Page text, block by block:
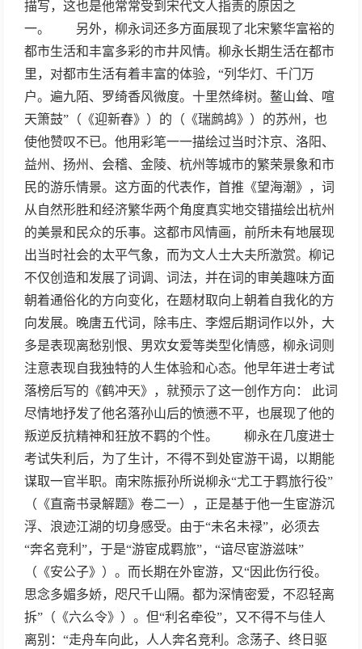
描写，这也是他常常受到宋代文人指责的原因之
一。 另外，柳永词还多方面展现了北宋繁华富裕的
都市生活和丰富多彩的市井风情。柳永长期生活在都市
里，对都市生活有着丰富的体验，“列华灯、千门万
户。遍九陌、罗绮香风微度。十里然绛树。鳌山耸、喧
天箫鼓”（《迎新春》）的（《瑞鹧鸪》）的苏州，也
使他赞叹不已。他用彩笔一一描绘过当时汴京、洛阳、
益州、扬州、会稽、金陵、杭州等城市的繁荣景象和市
民的游乐情景。这方面的代表作，首推《望海潮》，词
从自然形胜和经济繁华两个角度真实地交错描绘出杭州
的美景和民众的乐事。这都市风情画，前所未有地展现
出当时社会的太平气象，而为文人士大夫所激赏。柳记
不仅创造和发展了词调、词法，并在词的审美趣味方面
朝着通俗化的方向变化，在题材取向上朝着自我化的方
向发展。晚唐五代词，除韦庄、李煜后期词作以外，大
多是表现离愁别恨、男欢女爱等类型化情感，柳永词则
注意表现自我独特的人生体验和心态。他早年进士考试
落榜后写的《鹤冲天》，就预示了这一创作方向： 此词
尽情地抒发了他名落孙山后的愤懑不平，也展现了他的
叛逆反抗精神和狂放不羁的个性。 柳永在几度进士
考试失利后，为了生计，不得不到处宦游干谒，以期能
谋取一官半职。南宋陈振孙所说柳永“尤工于羁旅行役”
（《直斋书录解题》卷二一），正是基于他一生宦游沉
浮、浪迹江湖的切身感受。由于“未名未禄”，必须去
“奔名竞利”，于是“游宦成羁旅”，“谙尽宦游滋味”
（《安公子》）。而长期在外宦游，又“因此伤行役。
思念多媚多娇，咫尺千山隔。都为深情密爱，不忍轻离
拆”（《六么令》）。但“利名牵役”，又不得不与佳人
离别：“走舟车向此，人人奔名竞利。念荡子、终日驱